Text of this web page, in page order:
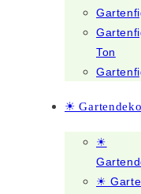
Ton
☀ Gartendeko
☀
☀